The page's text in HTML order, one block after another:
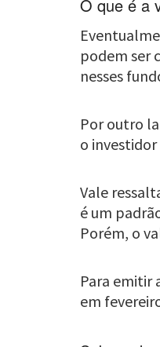
O que é a
podem ser
nesses
Por outro
o
Vale
é um
Porém, o
Para emitir
em